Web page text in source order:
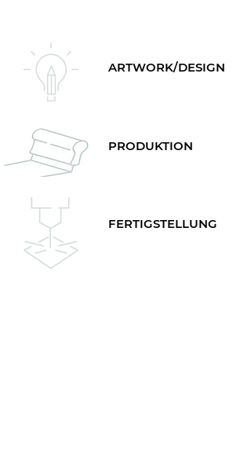
ARTWORK/DESIGN
PRODUKTION
FERTIGSTELLUNG